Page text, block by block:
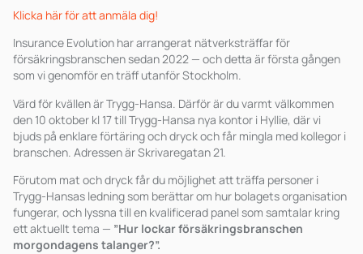
Klicka här för att anmäla dig!
Insurance Evolution har arrangerat nätverksträffar för
försäkringsbranschen sedan 2022 — och detta är första gången
som vi genomför en träff utanför Stockholm.
Värd för kvällen är Trygg-Hansa. Därför är du varmt välkommen
den 10 oktober kl 17 till Trygg-Hansa nya kontor i Hyllie, där vi
bjuds på enklare förtäring och dryck och får mingla med kollegor i
branschen. Adressen är Skrivaregatan 21.
Förutom mat och dryck får du möjlighet att träffa personer i
Trygg-Hansas ledning som berättar om hur bolagets organisation
fungerar, och lyssna till en kvalificerad panel som samtalar kring
ett aktuellt tema — ”Hur lockar försäkringsbranschen
morgondagens talanger?”.